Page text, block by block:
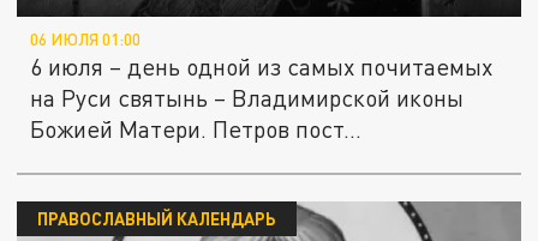
06 ИЮЛЯ 01:00
6 июля – день одной из самых почитаемых
на Руси святынь – Владимирской иконы
Божией Матери. Петров пост...
ПРАВОСЛАВНЫЙ КАЛЕНДАРЬ